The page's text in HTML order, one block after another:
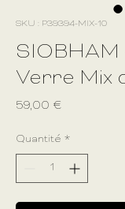
SKU : P39394-MIX-10
SIOBHAM
Verre Mix
59,00 €Prix
Quantité *